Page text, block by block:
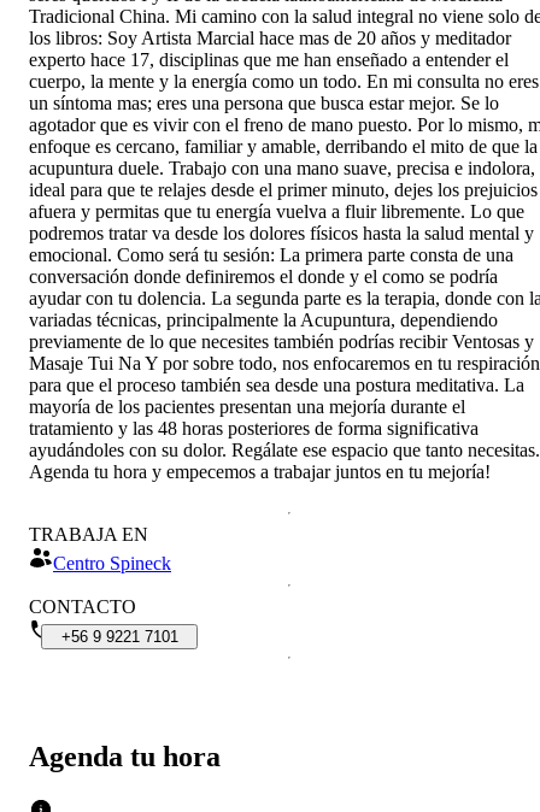
Agenda tu hora
Tradicional China. Mi camino con la salud integral no viene solo
los libros: Soy Artista Marcial hace mas de 20 años y meditador
experto hace 17, disciplinas que me han enseñado a entender el
cuerpo, la mente y la energía como un todo. En mi consulta no eres
un síntoma mas; eres una persona que busca estar mejor. Se lo
agotador que es vivir con el freno de mano puesto. Por lo mismo,
enfoque es cercano, familiar y amable, derribando el mito de que la
acupuntura duele. Trabajo con una mano suave, precisa e indolora,
ideal para que te relajes desde el primer minuto, dejes los prejuicios
afuera y permitas que tu energía vuelva a fluir libremente. Lo que
podremos tratar va desde los dolores físicos hasta la salud mental y
emocional. Como será tu sesión: La primera parte consta de una
conversación donde definiremos el donde y el como se podría
ayudar con tu dolencia. La segunda parte es la terapia, donde con
variadas técnicas, principalmente la Acupuntura, dependiendo
previamente de lo que necesites también podrías recibir Ventosas y
Masaje Tui Na Y por sobre todo, nos enfocaremos en tu respiración
para que el proceso también sea desde una postura meditativa. La
mayoría de los pacientes presentan una mejoría durante el
tratamiento y las 48 horas posteriores de forma significativa
ayudándoles con su dolor. Regálate ese espacio que tanto necesitas.
Agenda tu hora y empecemos a trabajar juntos en tu mejoría!
TRABAJA EN
Centro Spineck
CONTACTO
+56 9 9221 7101